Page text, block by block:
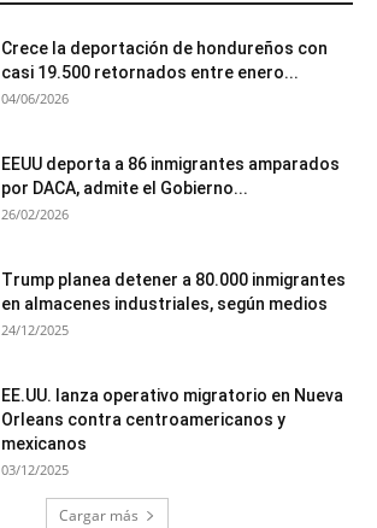
Crece la deportación de hondureños con
casi 19.500 retornados entre enero...
04/06/2026
EEUU deporta a 86 inmigrantes amparados
por DACA, admite el Gobierno...
26/02/2026
Trump planea detener a 80.000 inmigrantes
en almacenes industriales, según medios
24/12/2025
EE.UU. lanza operativo migratorio en Nueva
Orleans contra centroamericanos y
mexicanos
03/12/2025
Cargar más